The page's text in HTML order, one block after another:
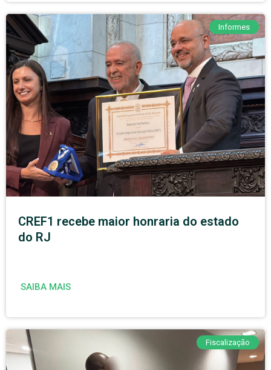
Informes
CREF1 recebe maior honraria do estado
do RJ
SAIBA MAIS
Fiscalização